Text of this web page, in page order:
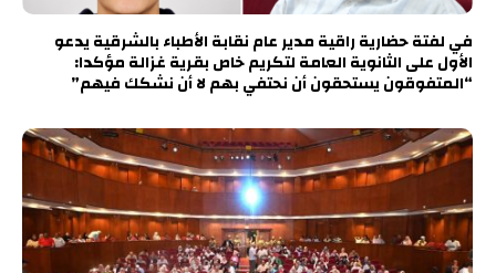
في لفتة حضارية راقية مدير عام نقابة الأطباء بالشرقية يدعو
الأول على الثانوية العامة لتكريم خاص بقرية غزالة مؤكدا:
“المتفوقون يستحقون أن نحتفي بهم لا أن نشكك فيهم”